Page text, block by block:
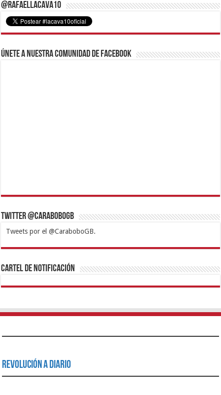
@RafaelLacava10
Únete a nuestra comunidad de Facebook
Twitter @CaraboboGB
Tweets por el @CaraboboGB.
1xbetBetturkeyBetistKralbetSupertotobetTipobetMatadorbetMariobet
https://mvbcasino.com/
Cartel de Notificación
Revolución a Diario